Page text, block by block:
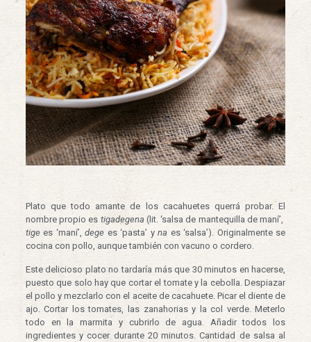
Plato que todo amante de los cacahuetes querrá probar. El
nombre propio es tigadegena (lit. ‘salsa de mantequilla de maní’,
tigees ‘maní’,dege es ‘pasta’ yna es ‘salsa’). Originalmente se
cocina con pollo, aunque también con vacuno o cordero.
Este delicioso plato no tardaría más que 30 minutos en hacerse,
puesto que solo hay que cortar el tomate y la cebolla. Despiazar
el pollo y mezclarlo con el aceite de cacahuete. Picar el diente de
ajo. Cortar los tomates, las zanahorias y la col verde. Meterlo
todo en la marmita y cubrirlo de agua. Añadir todos los
ingredientes y cocer durante 20 minutos. Cantidad de salsa al